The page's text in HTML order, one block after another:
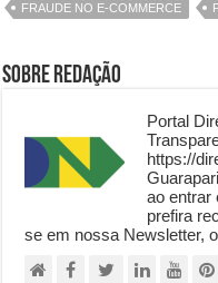
FRAUDE NO E-COMMERCE
Sobre Redação
Portal
https://
ao entrar
prefira
se em nossa Newsletter,